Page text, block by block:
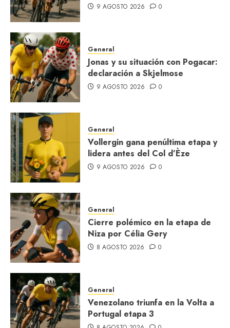
9 AGOSTO 2026 0
General
Jonas y su situación con Pogacar:
declaración a Skjelmose
9 AGOSTO 2026 0
General
Vollergin gana penúltima etapa y
lidera antes del Col d’Èze
9 AGOSTO 2026 0
General
Cierre polémico en la etapa de
Niza por Célia Gery
8 AGOSTO 2026 0
General
Venezolano triunfa en la Volta a
Portugal etapa 3